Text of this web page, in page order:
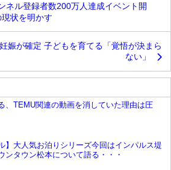
ネル登録者数200万人達成イベント開
状を明かす
娠が確定 子どもを育てる「覚悟が決まら
ない」
、TEMU関連の動画を消していた理由は圧
】大人気お泊りシリーズ今回はインパルス堤
ンタウン松本について語る・・・